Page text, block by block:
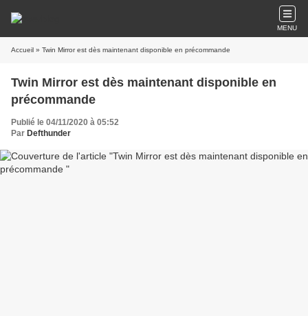
MENU
Accueil » Twin Mirror est dès maintenant disponible en précommande
Twin Mirror est dès maintenant disponible en
précommande
Publié le 04/11/2020 à 05:52
Par Defthunder